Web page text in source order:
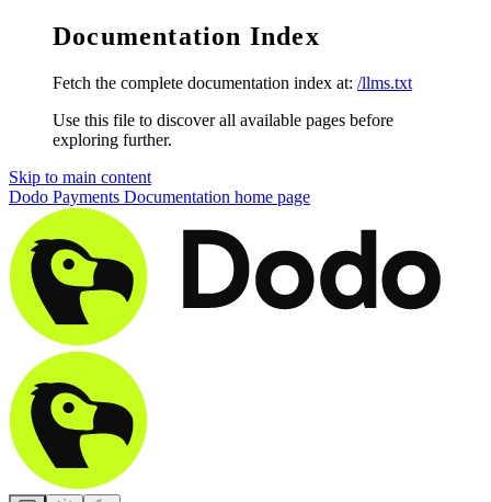
Documentation Index
Fetch the complete documentation index at: /llms.txt
Use this file to discover all available pages before
exploring further.
Skip to main content
Dodo Payments Documentation home page